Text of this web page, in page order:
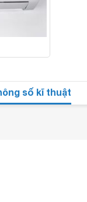
số kĩ thuật